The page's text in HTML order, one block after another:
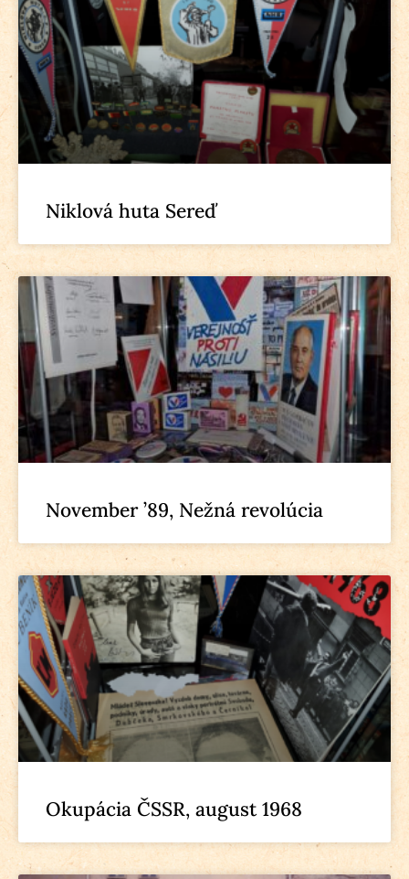
Niklová huta Sereď
November ’89, Nežná revolúcia
Okupácia ČSSR, august 1968